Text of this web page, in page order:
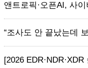
앤트로픽·오픈AI, 사
“조사도 안 끝났는데
[2026